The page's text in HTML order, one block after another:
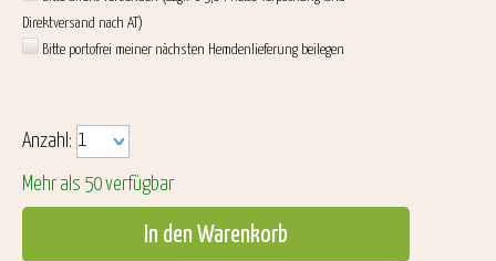
Direktversand nach AT)
Bitte portofrei meiner nächsten Hemdenlieferung beilegen
Anzahl:
Mehr als 50 verfügbar
In den Warenkorb